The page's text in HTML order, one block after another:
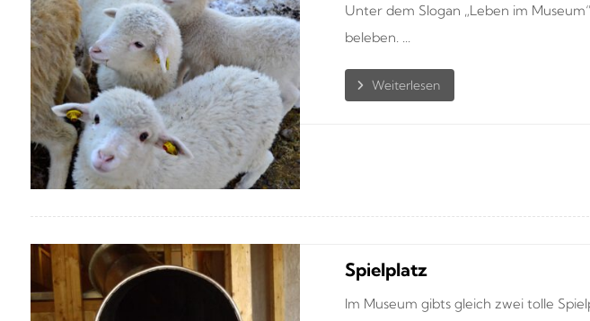
Unter dem Slogan „Leben im
beleben. ...
Spielplatz
Im Museum gibts gleich zwei tolle